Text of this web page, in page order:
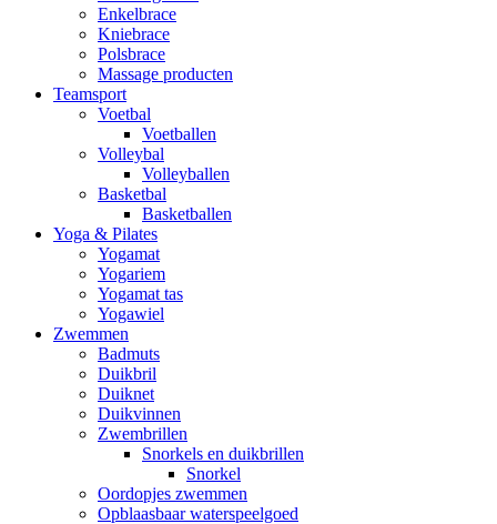
Enkelbrace
Kniebrace
Polsbrace
Massage producten
Teamsport
Voetbal
Voetballen
Volleybal
Volleyballen
Basketbal
Basketballen
Yoga & Pilates
Yogamat
Yogariem
Yogamat tas
Yogawiel
Zwemmen
Badmuts
Duikbril
Duiknet
Duikvinnen
Zwembrillen
Snorkels en duikbrillen
Snorkel
Oordopjes zwemmen
Opblaasbaar waterspeelgoed